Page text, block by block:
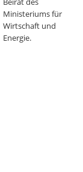
Ministeriums für
Wirtschaft und
Energie.